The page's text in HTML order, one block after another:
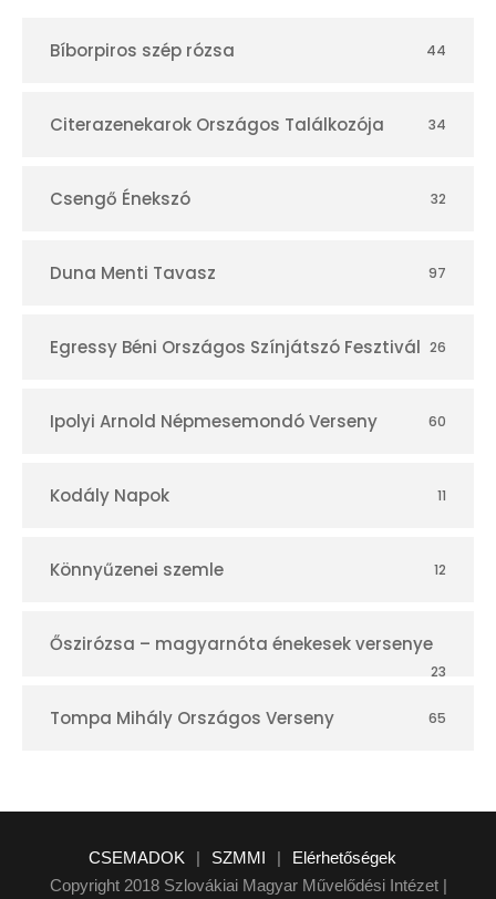
r
Bíborpiros szép rózsa 44
Citerazenekarok Országos Találkozója 34
Csengő Énekszó 32
Duna Menti Tavasz 97
Egressy Béni Országos Színjátszó Fesztivál 26
Ipolyi Arnold Népmesemondó Verseny 60
Kodály Napok 11
Könnyűzenei szemle 12
Őszirózsa – magyarnóta énekesek versenye
23
Tompa Mihály Országos Verseny 65
CSEMADOK | SZMMI |
Elérhetőségek
Copyright 2018 Szlovákiai Magyar Művelődési Intézet |